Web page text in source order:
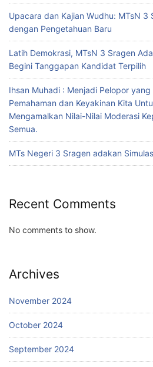
Upacara dan Kajian Wudhu: MTsN 3
dengan Pengetahuan Baru
Latih Demokrasi, MTsN 3 Sragen
Begini Tanggapan Kandidat Terpilih
Ihsan Muhadi : Menjadi Pelopor
Pemahaman dan Keyakinan Kita
Mengamalkan Nilai-Nilai Moderasi
Semua.
MTs Negeri 3 Sragen adakan
Recent Comments
No comments to show.
Archives
November 2024
October 2024
September 2024